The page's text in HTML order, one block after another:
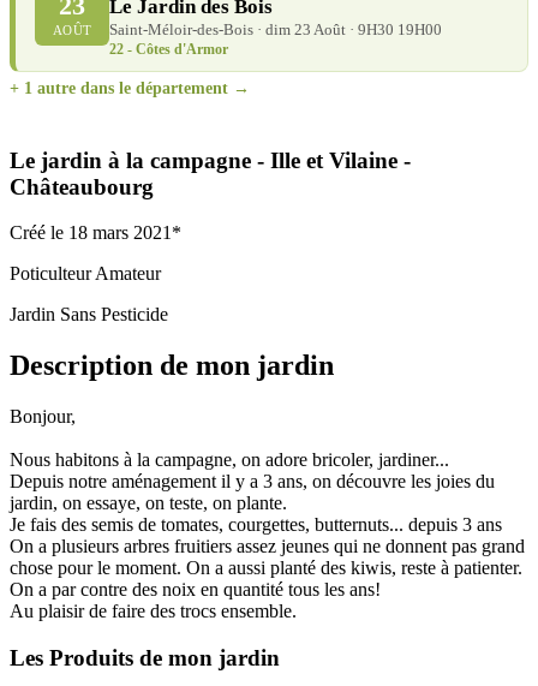
Le jardin à la campagne - Ille et Vilaine -
Châteaubourg
AOÛT
Le Jardin des Bois
Saint-Méloir-des-Bois · dim 23 Août · 9H30 19H00
22 - Côtes d'Armor
+ 1 autre dans le département →
Créé le 18 mars 2021*
Poticulteur Amateur
Jardin Sans Pesticide
Description de mon jardin
Bonjour,
Nous habitons à la campagne, on adore bricoler, jardiner...
Depuis notre aménagement il y a 3 ans, on découvre les joies du
jardin, on essaye, on teste, on plante.
Je fais des semis de tomates, courgettes, butternuts... depuis 3 ans
On a plusieurs arbres fruitiers assez jeunes qui ne donnent pas grand
chose pour le moment. On a aussi planté des kiwis, reste à patienter.
On a par contre des noix en quantité tous les ans!
Au plaisir de faire des trocs ensemble.
Les Produits de mon jardin